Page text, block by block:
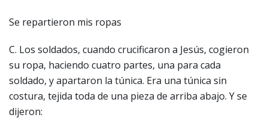
Se repartieron mis ropas
C. Los soldados, cuando crucificaron a Jesús, cogieron
su ropa, haciendo cuatro partes, una para cada
soldado, y apartaron la túnica. Era una túnica sin
costura, tejida toda de una pieza de arriba abajo. Y se
dijeron: